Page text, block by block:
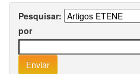
Pesquisar:
por